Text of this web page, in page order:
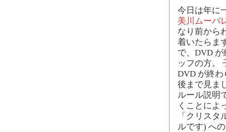
今日は年に
美川ムーバ
なり前から
着いたらま
で、DVD
ッフの方。
DVD が終
後まで見ま
ルール説明
くことによ
「クリス
ルです) へ